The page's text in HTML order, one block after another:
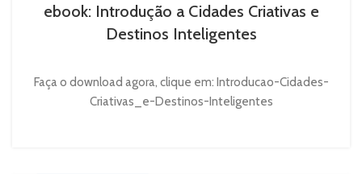
ebook: Introdução a Cidades Criativas e
Destinos Inteligentes
Faça o download agora, clique em: Introducao-Cidades-
Criativas_e-Destinos-Inteligentes